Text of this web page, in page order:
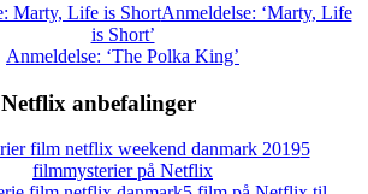
Anmeldelse: ‘Marty, Life
is Short’
Anmeldelse: ‘The Polka King’
Netflix anbefalinger
5
filmmysterier på Netflix